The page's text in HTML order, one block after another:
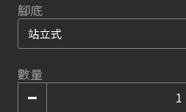
腳底
數量